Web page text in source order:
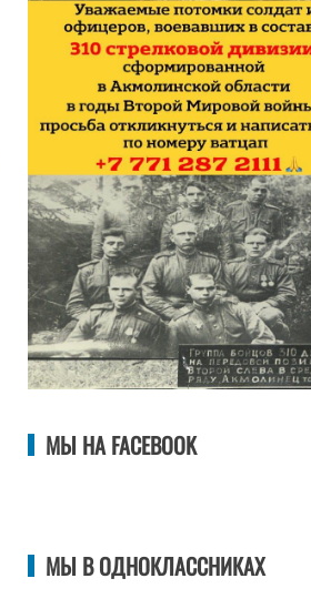
МЫ НА FACEBOOK
МЫ В ОДНОКЛАССНИКАХ